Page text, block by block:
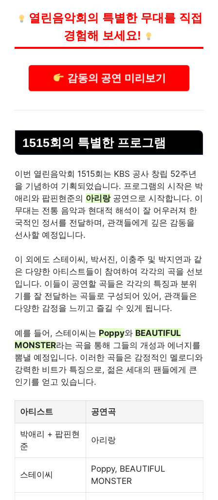
열린음악회의 특별한 무대를 직접
경험해 보세요!
감동의 공연 미리보기
1515회의 특별한 프로그램
이번 열린음악회 1515회는 KBS 공사 창립 52주년
을 기념하여 기획되었습니다. 프로그램의 시작은 박
애리와 팝핀현준의 아리랑공연으로 시작합니다. 이
무대는 전통 음악과 현대적 해석이 잘 어우러져 한
국적인 정서를 전달하며, 관객들에게 깊은 감동을
선사할 예정입니다.
이 외에도 스테이씨, 박서진, 이충주 및 박지연과 같
은 다양한 아티스트들이 참여하여 각각의 곡을 선보
입니다. 이들이 공연할 곡들은 각각의 특징과 분위
기를 잘 전달하는 곡들로 구성되어 있어, 관객들은
다양한 감정을 느끼고 즐길 수 있게 됩니다.
예를 들어, 스테이씨는 Poppy와 BEAUTIFUL
MONSTER라는 곡을 통해 그들의 개성과 에너지를
뽐낼 예정입니다. 이러한 곡들은 감정적인 멜로디와
강력한 비트가 특징으로, 젊은 세대의 팬들에게 큰
인기를 얻고 있습니다.
아티스트 공연곡
박애리 + 팝핀현
준
아리랑
스테이씨
Poppy, BEAUTIFUL
MONSTER